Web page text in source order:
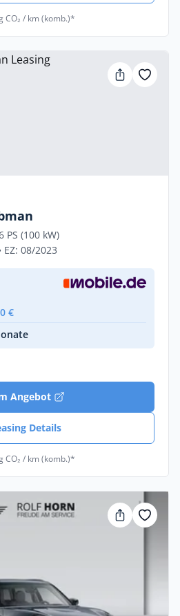
CO₂ / km (komb.)*
PS (100 kW)
EZ: 08/2023
€
Angebot
Details
CO₂ / km (komb.)*